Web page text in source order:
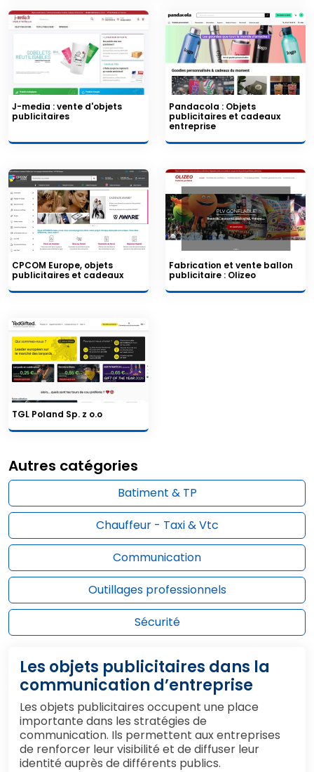
J-media : vente d'objets
publicitaires
Pandacola : Objets
publicitaires et cadeaux
entreprise
CPCOM Europe, objets
publicitaires et cadeaux
Fabrication et vente ballon
publicitaire : Olizeo
TGL Poland Sp. z o.o
Autres catégories
Batiment & TP
Chauffeur - Taxi & Vtc
Communication
Outillages professionnels
Sécurité
Les objets publicitaires dans la
communication d’entreprise
Les objets publicitaires occupent une place
importante dans les stratégies de
communication. Ils permettent aux entreprises
de renforcer leur visibilité et de diffuser leur
identité auprès de différents publics.